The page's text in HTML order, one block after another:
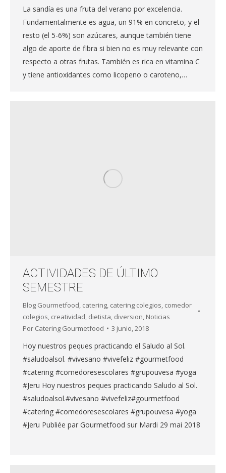
La sandía es una fruta del verano por excelencia.
Fundamentalmente es agua, un 91% en concreto, y el
resto (el 5-6%) son azúcares, aunque también tiene
algo de aporte de fibra si bien no es muy relevante con
respecto a otras frutas. También es rica en vitamina C
y tiene antioxidantes como licopeno o caroteno,…
ACTIVIDADES DE ÚLTIMO
SEMESTRE
Blog Gourmetfood catering catering colegios comedor
colegios creatividad dietista diversion Noticias
Por Catering Gourmetfood 3 junio, 2018
Hoy nuestros peques practicando el Saludo al Sol.
#saludoalsol. #vivesano #vivefeliz #gourmetfood
#catering #comedoresescolares #grupouvesa #yoga
#Jeru Hoy nuestros peques practicando Saludo al Sol.
#saludoalsol.#vivesano #vivefeliz#gourmetfood
#catering #comedoresescolares #grupouvesa #yoga
#Jeru Publiée par Gourmetfood sur Mardi 29 mai 2018